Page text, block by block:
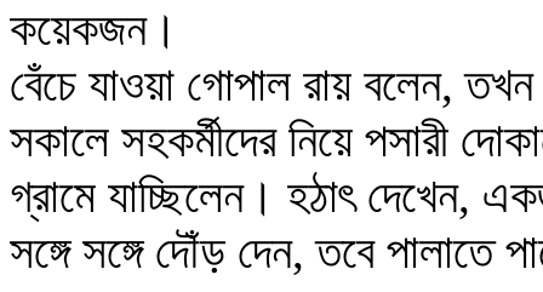
কয়েকজন।
বেঁচে যাওয়া গোপাল রায় বলেন,
সকালে সহকর্মীদের নিয়ে পসারী
গ্রামে যাচ্ছিলেন। হঠাৎ দেখেন,
সঙ্গে সঙ্গে দৌঁড় দেন, তবে পালাতে